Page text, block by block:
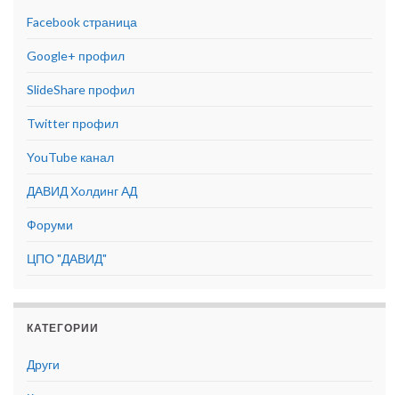
Facebook страница
Google+ профил
SlideShare профил
Twitter профил
YouTube канал
ДАВИД Холдинг АД
Форуми
ЦПО "ДАВИД"
КАТЕГОРИИ
Други